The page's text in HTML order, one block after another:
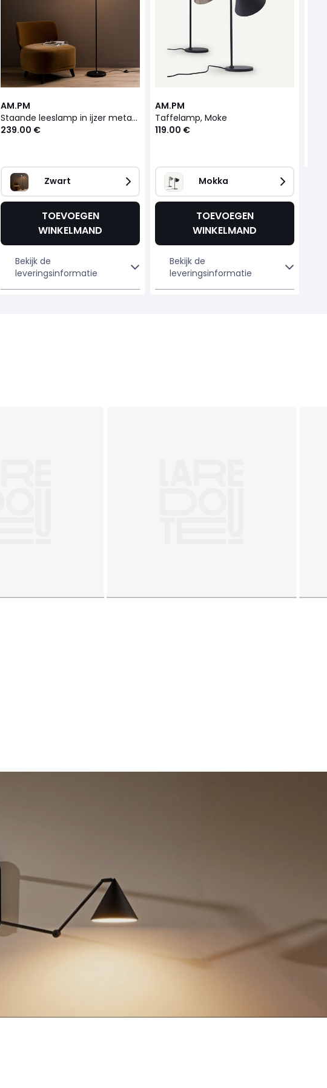
AM.PM
Staande leeslamp in ijzer metaal, Moke
239.00 €
Zwart
TOEVOEGEN
WINKELMAND
Bekijk de
leveringsinformatie
AM.PM
Taffelamp, Moke
119.00 €
Mokka
TOEVOEGEN
WINKELMAND
Bekijk de
leveringsinformatie